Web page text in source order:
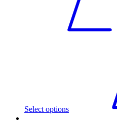
Select options